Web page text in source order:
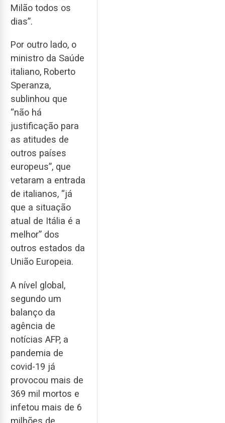
Milão todos os
dias”.
Por outro lado, o
ministro da Saúde
italiano, Roberto
Speranza,
sublinhou que
“não há
justificação para
as atitudes de
outros países
europeus”, que
vetaram a entrada
de italianos, “já
que a situação
atual de Itália é a
melhor” dos
outros estados da
União Europeia.
A nível global,
segundo um
balanço da
agência de
notícias AFP, a
pandemia de
covid-19 já
provocou mais de
369 mil mortos e
infetou mais de 6
milhões de